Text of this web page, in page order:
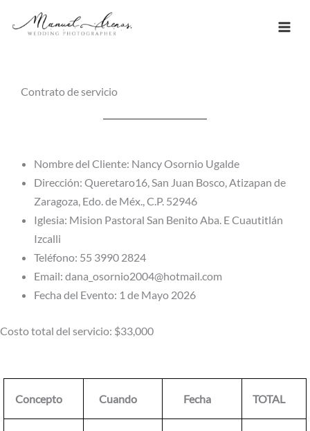
Contrato de servicio
Nombre del Cliente: Nancy Osornio Ugalde
Dirección: Queretaro16, San Juan Bosco, Atizapan de
Zaragoza, Edo. de Méx., C.P. 52946
Iglesia: Mision Pastoral San Benito Aba. E Cuautitlán
Izcalli
Teléfono: 55 3990 2824
Email: dana_osornio2004@hotmail.com
Fecha del Evento: 1 de Mayo 2026
Costo total del servicio: $33,000
Concepto Cuando Fecha TOTAL